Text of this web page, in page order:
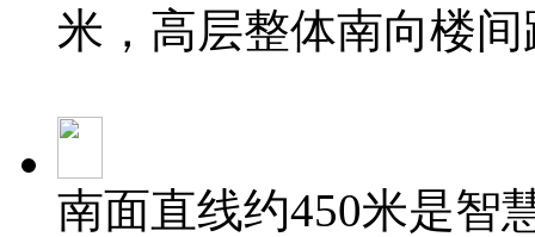
米，高层整体南向楼
南面直线约450米是智